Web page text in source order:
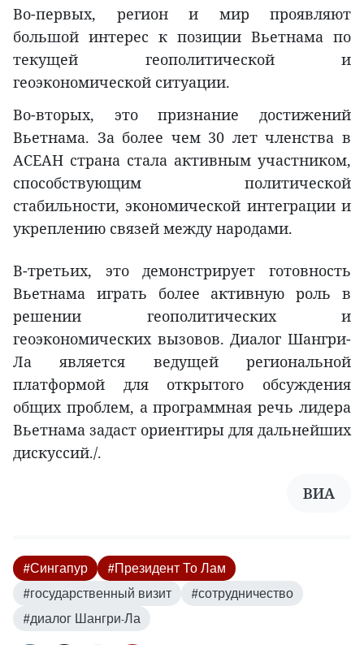
Во-первых, регион и мир проявляют
большой интерес к позиции Вьетнама по
текущей геополитической и
геоэкономической ситуации.
Во-вторых, это признание достижений
Вьетнама. За более чем 30 лет членства в
АСЕАН страна стала активным участником,
способствующим политической
стабильности, экономической интеграции и
укреплению связей между народами.
В-третьих, это демонстрирует готовность
Вьетнама играть более активную роль в
решении геополитических и
геоэкономических вызовов. Диалог Шангри-
Ла является ведущей региональной
платформой для открытого обсуждения
общих проблем, а программная речь лидера
Вьетнама задаст ориентиры для дальнейших
дискуссий./.
ВИА
#Сингапур
#Президент То Лам
#государственный визит
#сотрудничество
#диалог Шангри-Ла